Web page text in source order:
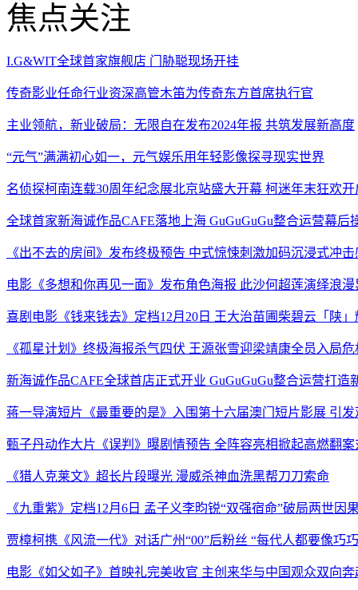
焦点关注
I.G&WIT全球首家旗舰店 门胁聪现场开挂
传奇影业任命行业资深高管木笛为传奇东方首席执行官
主业领航，新业破局：无限自在发布2024年报 共筑发展新高度
“元气”满满初心如一，元气娱乐用年轻影像探寻现实世界
名侦探柯南连载30周年纪念展北京站盛大开幕 柯迷年末狂欢开
全球首家新海诚作品CAFE落地上海 GuGuGuGu整合运营幕后
《出不去的房间》发布终极预告 中式惊悚刺激加码沉浸式冲击
电影《多想和你再见一面》发布角色海报 此沙何超莲演绎浪
喜剧电影《钱来钱去》定档12月20日 王大治苗圃柴碧云「陕
《孤星计划》终极海报杀气四伏 王源张雪迎梁靖康全员入局
新海诚作品CAFE全球首店正式开业 GuGuGuGu整合运营打造
蒋一导演短片《最重要的是》入围第十六届澳门短片影展 引
甄子丹动作大片《误判》曝剧情预告 全阵容亮相掀起高燃翻案
《猎人克莱文》超长片段曝光 漫威杀神血洗黑帮刀刀索命
《九重紫》定档12月6日 孟子义李昀锐“双强宿命”破局两世因
贾樟柯携《风流一代》对话广州“00”后粉丝 “每代人都要像巧
电影《如父如子》首映礼完美收官 主创来华与中国观众双向奔